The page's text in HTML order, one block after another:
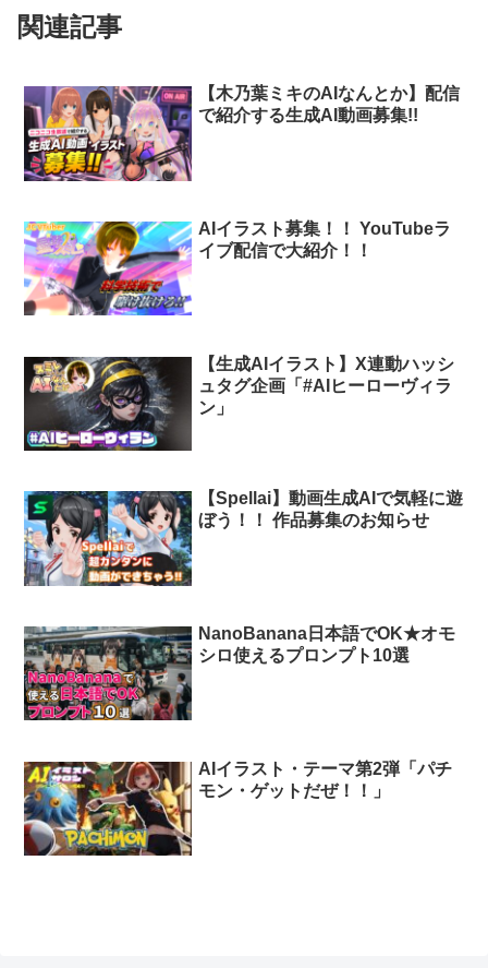
関連記事
【木乃葉ミキのAIなんとか】配信
で紹介する生成AI動画募集!!
AIイラスト募集！！ YouTubeラ
イブ配信で大紹介！！
【生成AIイラスト】X連動ハッシ
ュタグ企画「#AIヒーローヴィラ
ン」
【Spellai】動画生成AIで気軽に遊
ぼう！！ 作品募集のお知らせ
NanoBanana日本語でOK★オモ
シロ使えるプロンプト10選
AIイラスト・テーマ第2弾「パチ
モン・ゲットだぜ！！」